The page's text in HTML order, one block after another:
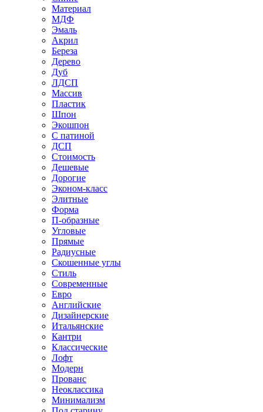
Материал
МДФ
Эмаль
Акрил
Береза
Дерево
Дуб
ЛДСП
Массив
Пластик
Шпон
Экошпон
С патиной
ДСП
Стоимость
Дешевые
Дорогие
Эконом-класс
Элитные
Форма
П-образные
Угловые
Прямые
Радиусные
Скошенные углы
Стиль
Современные
Евро
Английские
Дизайнерские
Итальянские
Кантри
Классические
Лофт
Модерн
Прованс
Неоклассика
Минимализм